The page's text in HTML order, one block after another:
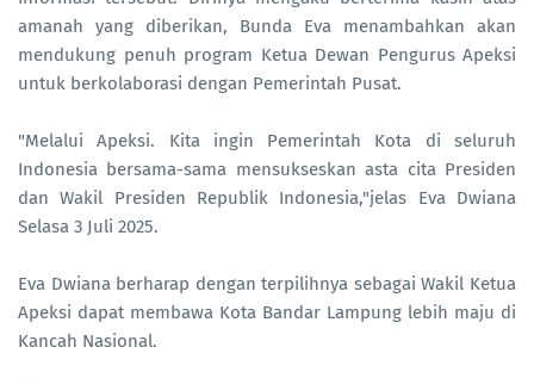
amanah yang diberikan, Bunda Eva menambahkan akan
mendukung penuh program Ketua Dewan Pengurus Apeksi
untuk berkolaborasi dengan Pemerintah Pusat.
"Melalui Apeksi. Kita ingin Pemerintah Kota di seluruh
Indonesia bersama-sama mensukseskan asta cita Presiden
dan Wakil Presiden Republik Indonesia,"jelas Eva Dwiana
Selasa 3 Juli 2025.
Eva Dwiana berharap dengan terpilihnya sebagai Wakil Ketua
Apeksi dapat membawa Kota Bandar Lampung lebih maju di
Kancah Nasional.